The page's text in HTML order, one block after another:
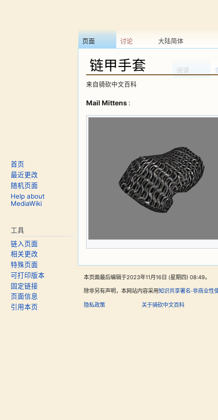
链甲手套
来自骑砍中文百科
Mail Mittens :
页面 讨论 大陆简体
阅读
首页
最近更改
随机页面
Help about
MediaWiki
工具
链入页面
相关更改
特殊页面
可打印版本
固定链接
页面信息
引用本页
本页面最后编辑于2023年11月16日 (星期四) 08:49。
除非另有声明，本网站内容采用知识共享署名-非商业性
隐私政策 关于骑砍中文百科